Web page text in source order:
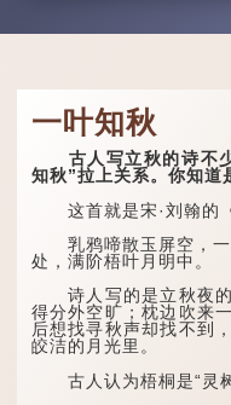
一叶知秋
古人写立秋的诗不少
知秋”拉上关系。你知道
这首就是宋·刘翰的《
乳鸦啼散玉屏空，
处，满阶梧叶月明中。
诗人写的是立秋夜的
得分外空旷；枕边吹来
后想找寻秋声却找不到
皎洁的月光里。
古人认为梧桐是“灵